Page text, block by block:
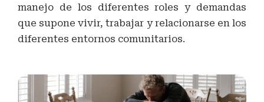
manejo de los diferentes roles y demandas
que supone vivir, trabajar y relacionarse en los
diferentes entornos comunitarios.